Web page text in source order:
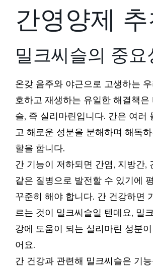
간영양제 추
밀크씨슬의 중요
온갖 음주와 야근으로 고생하는
호하고 재생하는 유일한 해결책은
슬, 즉 실리마린입니다. 간은 여러
고 해로운 성분을 분해하며 해독
할을 합니다.
간 기능이 저하되면 간염, 지방간,
같은 질병으로 발전할 수 있기에
꾸준히 해야 합니다. 간 건강하면
르는 것이 밀크씨슬일 텐데요, 밀
강에 도움이 되는 실리마린 성분
어요.
간 건강과 관련해 밀크씨슬은 기